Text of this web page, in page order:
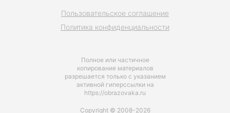
Полное или частичное
копирование материалов
разрешается только с указанием
активной гиперссылки на
https://obrazovaka.ru
Пользовательское соглашение
Политика конфиденциальности
Copyright © 2008-2026